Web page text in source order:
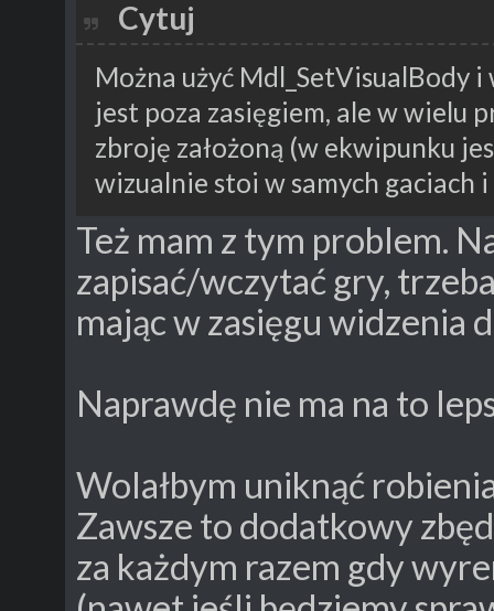
Cytuj
Można użyć Mdl_SetVisualBody
jest poza zasięgiem, ale w wielu
zbroję założoną (w ekwipunku
wizualnie stoi w samych gaciach
Też mam z tym problem.
zapisać/wczytać gry,
mając w zasięgu widzenia
Naprawdę nie ma na to
Wolałbym uniknąć
Zawsze to dodatkowy
za każdym razem gdy